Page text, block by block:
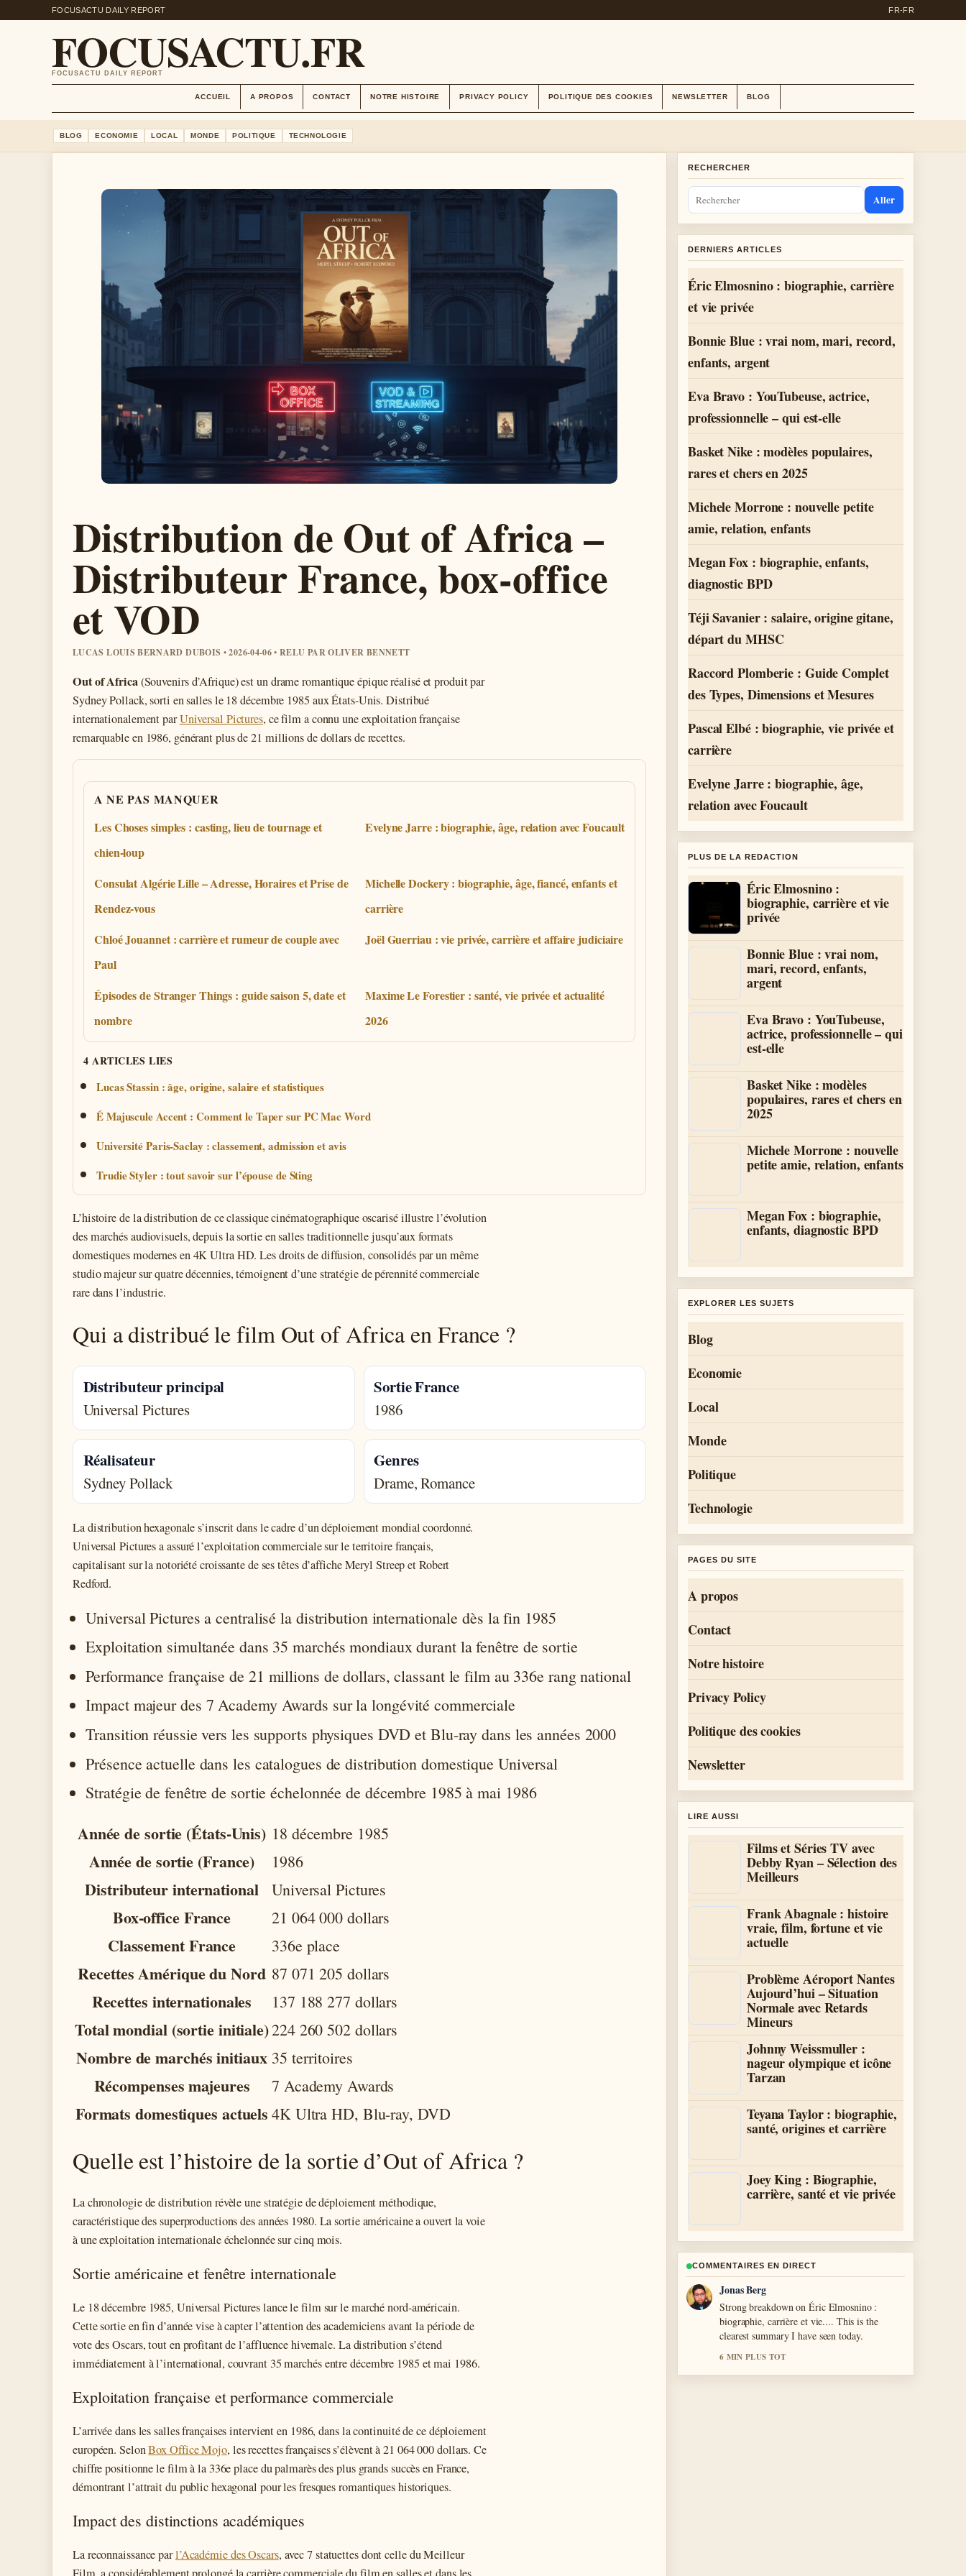
FOCUSACTU DAILY REPORT FR-FR
FOCUSACTU.FR
FOCUSACTU DAILY REPORT
ACCUEIL A PROPOS CONTACT NOTRE HISTOIRE PRIVACY POLICY POLITIQUE DES COOKIES NEWSLETTER BLOG
BLOG ECONOMIE LOCAL MONDE POLITIQUE TECHNOLOGIE
Distribution de Out of Africa –
Distributeur France, box-office
et VOD
LUCAS LOUIS BERNARD DUBOIS • 2026-04-06 • RELU PAR OLIVER BENNETT
Out of Africa(Souvenirs d’Afrique) est un drame romantique épique réalisé et produit par
Sydney Pollack, sorti en salles le 18 décembre 1985 aux États-Unis. Distribué
internationalement parUniversal Pictures, ce film a connu une exploitation française
remarquable en 1986, générant plus de 21 millions de dollars de recettes.
A NE PAS MANQUER
Les Choses simples : casting, lieu de tournage et
chien-loup
Evelyne Jarre : biographie, âge, relation avec Foucault
Consulat Algérie Lille – Adresse, Horaires et Prise de
Rendez-vous
Michelle Dockery : biographie, âge, fiancé, enfants et
carrière
Chloé Jouannet : carrière et rumeur de couple avec
Paul
Joël Guerriau : vie privée, carrière et affaire judiciaire
Épisodes de Stranger Things : guide saison 5, date et
nombre
Maxime Le Forestier : santé, vie privée et actualité
2026
4 ARTICLES LIES
Lucas Stassin : âge, origine, salaire et statistiques
É Majuscule Accent : Comment le Taper sur PC Mac Word
Université Paris-Saclay : classement, admission et avis
Trudie Styler : tout savoir sur l’épouse de Sting
L’histoire de la distribution de ce classique cinématographique oscarisé illustre l’évolution
des marchés audiovisuels, depuis la sortie en salles traditionnelle jusqu’aux formats
domestiques modernes en 4K Ultra HD. Les droits de diffusion, consolidés par un même
studio majeur sur quatre décennies, témoignent d’une stratégie de pérennité commerciale
rare dans l’industrie.
Qui a distribué le film Out of Africa en France ?
Distributeur principal
Universal Pictures
Sortie France
1986
Réalisateur
Sydney Pollack
Genres
Drame, Romance
La distribution hexagonale s’inscrit dans le cadre d’un déploiement mondial coordonné.
Universal Pictures a assuré l’exploitation commerciale sur le territoire français,
capitalisant sur la notoriété croissante de ses têtes d’affiche Meryl Streep et Robert
Redford.
Universal Pictures a centralisé la distribution internationale dès la fin 1985
Exploitation simultanée dans 35 marchés mondiaux durant la fenêtre de sortie
Performance française de 21 millions de dollars, classant le film au 336e rang national
Impact majeur des 7 Academy Awards sur la longévité commerciale
Transition réussie vers les supports physiques DVD et Blu-ray dans les années 2000
Présence actuelle dans les catalogues de distribution domestique Universal
Stratégie de fenêtre de sortie échelonnée de décembre 1985 à mai 1986
Année de sortie (États-Unis) 18 décembre 1985
Année de sortie (France) 1986
Distributeur international Universal Pictures
Box-office France 21 064 000 dollars
Classement France 336e place
Recettes Amérique du Nord 87 071 205 dollars
Recettes internationales 137 188 277 dollars
Total mondial (sortie initiale)224 260 502 dollars
Nombre de marchés initiaux 35 territoires
Récompenses majeures 7 Academy Awards
Formats domestiques actuels 4K Ultra HD, Blu-ray, DVD
Quelle est l’histoire de la sortie d’Out of Africa ?
La chronologie de distribution révèle une stratégie de déploiement méthodique,
caractéristique des superproductions des années 1980. La sortie américaine a ouvert la voie
à une exploitation internationale échelonnée sur cinq mois.
Sortie américaine et fenêtre internationale
Le 18 décembre 1985, Universal Pictures lance le film sur le marché nord-américain.
Cette sortie en fin d’année vise à capter l’attention des academiciens avant la période de
vote des Oscars, tout en profitant de l’affluence hivernale. La distribution s’étend
immédiatement à l’international, couvrant 35 marchés entre décembre 1985 et mai 1986.
Exploitation française et performance commerciale
L’arrivée dans les salles françaises intervient en 1986, dans la continuité de ce déploiement
européen. SelonBox Office Mojo, les recettes françaises s’élèvent à 21 064 000 dollars. Ce
chiffre positionne le film à la 336e place du palmarès des plus grands succès en France,
démontrant l’attrait du public hexagonal pour les fresques romantiques historiques.
Impact des distinctions académiques
La reconnaissance parl’Académie des Oscars, avec 7 statuettes dont celle du Meilleur
Film, a considérablement prolongé la carrière commerciale du film en salles et dans les
RECHERCHER
Aller
DERNIERS ARTICLES
Éric Elmosnino : biographie, carrière
et vie privée
Bonnie Blue : vrai nom, mari, record,
enfants, argent
Eva Bravo : YouTubeuse, actrice,
professionnelle – qui est-elle
Basket Nike : modèles populaires,
rares et chers en 2025
Michele Morrone : nouvelle petite
amie, relation, enfants
Megan Fox : biographie, enfants,
diagnostic BPD
Téji Savanier : salaire, origine gitane,
départ du MHSC
Raccord Plomberie : Guide Complet
des Types, Dimensions et Mesures
Pascal Elbé : biographie, vie privée et
carrière
Evelyne Jarre : biographie, âge,
relation avec Foucault
PLUS DE LA REDACTION
Éric Elmosnino :
biographie, carrière et vie
privée
Bonnie Blue : vrai nom,
mari, record, enfants,
argent
Eva Bravo : YouTubeuse,
actrice, professionnelle – qui
est-elle
Basket Nike : modèles
populaires, rares et chers en
2025
Michele Morrone : nouvelle
petite amie, relation, enfants
Megan Fox : biographie,
enfants, diagnostic BPD
EXPLORER LES SUJETS
Blog
Economie
Local
Monde
Politique
Technologie
PAGES DU SITE
A propos
Contact
Notre histoire
Privacy Policy
Politique des cookies
Newsletter
LIRE AUSSI
Films et Séries TV avec
Debby Ryan – Sélection des
Meilleurs
Frank Abagnale : histoire
vraie, film, fortune et vie
actuelle
Problème Aéroport Nantes
Aujourd’hui – Situation
Normale avec Retards
Mineurs
Johnny Weissmuller :
nageur olympique et icône
Tarzan
Teyana Taylor : biographie,
santé, origines et carrière
Joey King : Biographie,
carrière, santé et vie privée
COMMENTAIRES EN DIRECT
Maya Linden
Following Bonnie Blue : vrai nom, mari,
record,... closely - appreciate the balanced
tone here.
8 MIN PLUS TOT